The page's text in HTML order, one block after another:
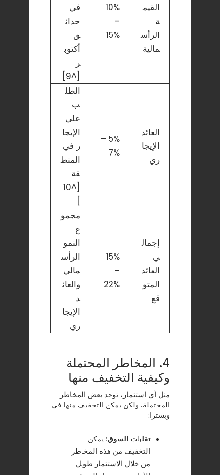
القيم
ة
الرأس
مالية
10%
–
15%
في
حدائ
ق
أكتوب
ر
[^9]
العائد
الإيجا
ري
5% –
7%
الطل
ب
على
الإيجا
ر في
المنط
قة
[^10
إجمال
ي
العائد
المتو
قع
15%
–
22%
مجمو
ع
النمو
الرأس
مالي
والعائ
د
الإيجا
ري
4. المخاطر المحتملة
وكيفية التخفيف منها
مثل أي استثمار، توجد بعض المخاطر
المحتملة، ولكن يمكن التخفيف منها في
ويسترا:
تقلبات السوق: يمكن
التخفيف من هذه المخاطر
من خلال الاستثمار طويل